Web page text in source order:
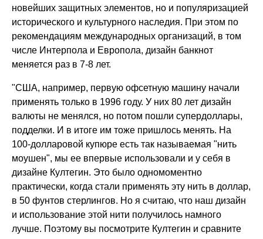
новейших защитных элементов, но и популяризацией
исторического и культурного наследия. При этом по
рекомендациям международных организаций, в том
числе Интерпола и Европола, дизайн банкнот
меняется раз в 7-8 лет.
"США, например, первую офсетную машину начали
применять только в 1996 году. У них 80 лет дизайн
валюты не менялся, но потом пошли супердоллары,
подделки. И в итоге им тоже пришлось менять. На
100-долларовой купюре есть так называемая "нить
моушен", мы ее впервые использовали и у себя в
дизайне Култегин. Это было одномоментно
практически, когда стали применять эту нить в доллар,
в 50 фунтов стерлингов. Но я считаю, что наш дизайн
и использование этой нити получилось намного
лучше. Поэтому вы посмотрите Култегин и сравните